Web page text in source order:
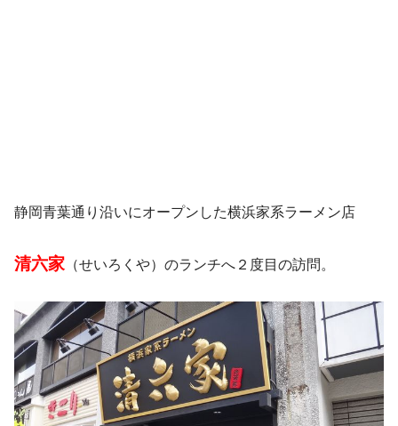
静岡青葉通り沿いにオープンした横浜家系ラーメン店
清六家 （せいろくや）のランチへ２度目の訪問。